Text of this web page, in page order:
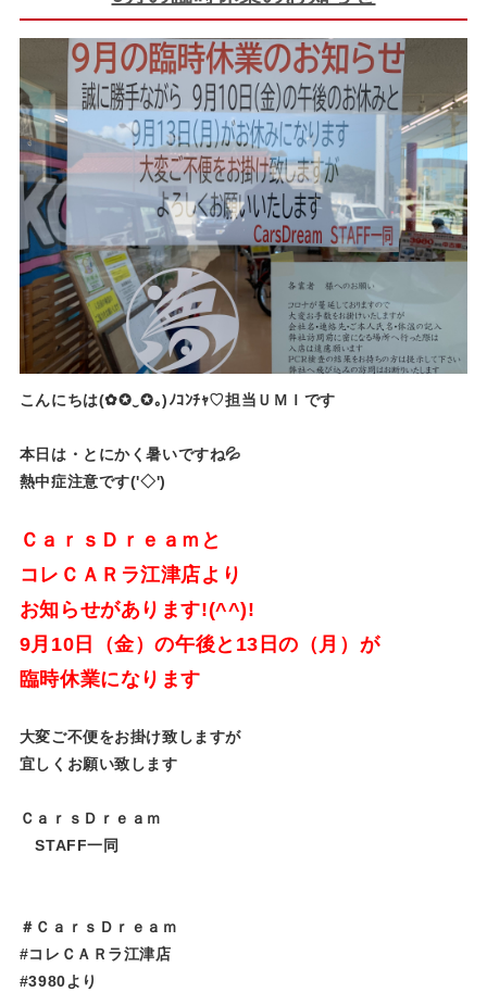
こんにちは(✿✪‿✪｡)ﾉｺﾝﾁｬ♡担当ＵＭＩです
本日は・とにかく暑いですね💦
熱中症注意です('◇')ゞ
ＣａｒｓＤｒｅａｍと
コレＣＡＲラ江津店より
お知らせがあります!(^^)!
9月10日（金）の午後と13日の（月）が
臨時休業になります
大変ご不便をお掛け致しますが
宜しくお願い致します
ＣａｒｓＤｒｅａｍ
STAFF一同
＃ＣａｒｓＤｒｅａｍ
#コレＣＡＲラ江津店
#3980より